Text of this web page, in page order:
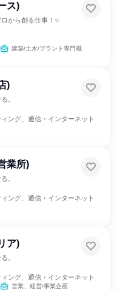
ス)
から創る仕事！✨
建築/土木/プラント専門職
)
。
ング、通信・インターネット
業所)
。
ング、通信・インターネット
ア)
。
ング、通信・インターネット
営業、経営/事業企画